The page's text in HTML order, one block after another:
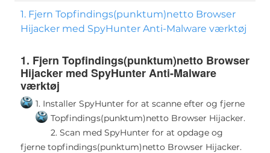
1. Fjern Topfindings(punktum)netto Browser
Hijacker med SpyHunter Anti-Malware værktøj
1. Fjern Topfindings(punktum)netto Browser
Hijacker med SpyHunter Anti-Malware
værktøj
1. Installer SpyHunter for at scanne efter og fjerne
Topfindings(punktum)netto Browser Hijacker.
2. Scan med SpyHunter for at opdage og
fjerne topfindings(punktum)netto Browser Hijacker.